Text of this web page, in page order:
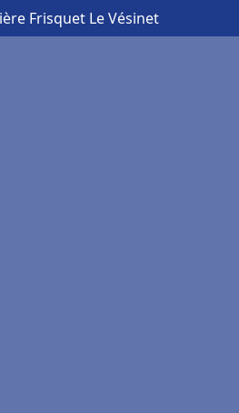
Frisquet Le Vésinet